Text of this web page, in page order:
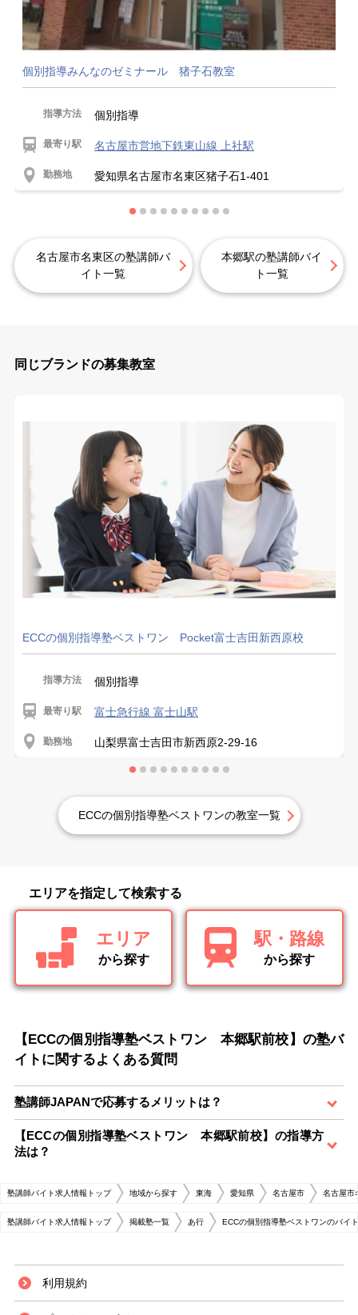
個別指導みんなのゼミナール 猪子石教室
指導方法 個別指導
最寄り駅 名古屋市営地下鉄東山線 上社駅
勤務地 愛知県名古屋市名東区猪子石1-401
名古屋市名東区の塾講師バ
イト一覧
本郷駅の塾講師バイ
ト一覧
同じブランドの募集教室
ECCの個別指導塾ベストワン Pocket富士吉田新西原校
指導方法 個別指導
最寄り駅 富士急行線 富士山駅
勤務地 山梨県富士吉田市新西原2-29-16
ECCの個別指導塾ベストワンの教室一覧
エリアを指定して検索する
エリア
から探す
駅・路線
から探す
【ECCの個別指導塾ベストワン 本郷駅前校】の塾バ
イトに関するよくある質問
塾講師JAPANで応募するメリットは？
【ECCの個別指導塾ベストワン 本郷駅前校】の指導方
法は？
塾講師バイト求人情報トップ 地域から探す 東海 愛知県 名古屋市 名古屋市
塾講師バイト求人情報トップ 掲載塾一覧 あ行 ECCの個別指導塾ベストワンのバイ
利用規約